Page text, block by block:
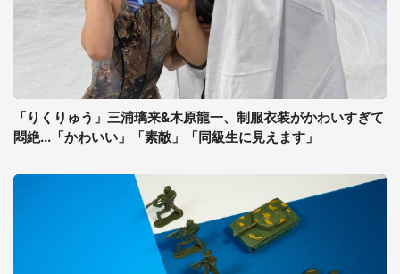
「りくりゅう」三浦璃来&木原龍一、制服衣装がかわいすぎて
悶絶...「かわいい」「素敵」「同級生に見えます」